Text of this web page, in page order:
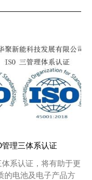
理三体系认证
系认证，将有助于更
的电池及电子产品方